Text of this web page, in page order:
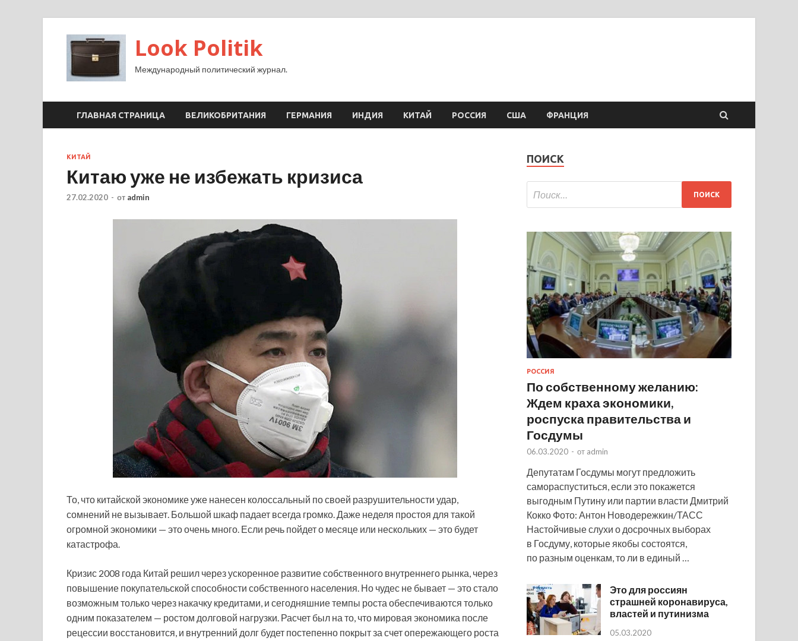
Look Politik
Международный политический журнал.
ГЛАВНАЯ СТРАНИЦА ВЕЛИКОБРИТАНИЯ ГЕРМАНИЯ ИНДИЯ КИТАЙ РОССИЯ США ФРАНЦИЯ
КИТАЙ
Китаю уже не избежать кризиса
27.02.2020 - от admin
То, что китайской экономике уже нанесен колоссальный по своей разрушительности удар,
сомнений не вызывает. Большой шкаф падает всегда громко. Даже неделя простоя для такой
огромной экономики — это очень много. Если речь пойдет о месяце или нескольких — это будет
катастрофа.
Кризис 2008 года Китай решил через ускоренное развитие собственного внутреннего рынка, через
повышение покупательской способности собственного населения. Но чудес не бывает — это стало
возможным только через накачку кредитами, и сегодняшние темпы роста обеспечиваются только
одним показателем — ростом долговой нагрузки. Расчет был на то, что мировая экономика после
рецессии восстановится, и внутренний долг будет постепенно покрыт за счет опережающего роста
ПОИСК
РОССИЯ
По собственному желанию:
Ждем краха экономики,
роспуска правительства и
Госдумы
06.03.2020 - от admin
Депутатам Госдумы могут предложить
самораспуститься, если это покажется
выгодным Путину или партии власти Дмитрий
Кокко Фото: Антон Новодережкин/ТАСС
Настойчивые слухи о досрочных выборах
в Госдуму, которые якобы состоятся,
по разным оценкам, то ли в единый …
Это для россиян
страшней коронавируса,
властей и путинизма
05.03.2020